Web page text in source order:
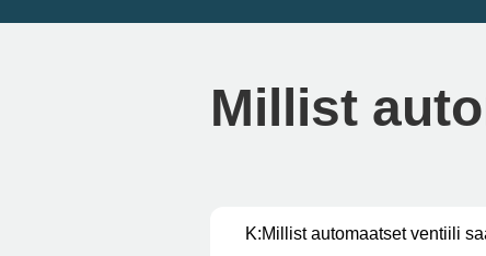
Millist
K:Millist automaatset ventiili